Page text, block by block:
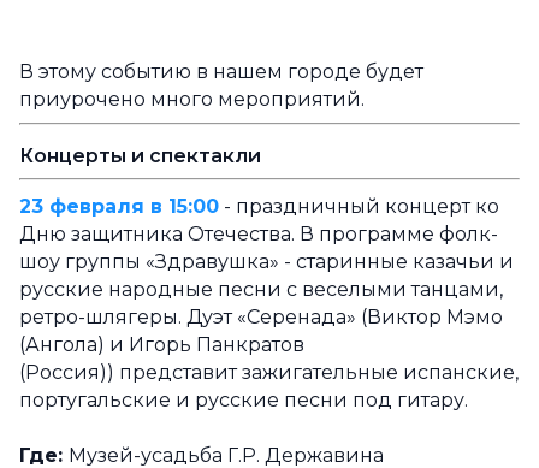
В этому событию в нашем городе будет
приурочено много мероприятий.
Концерты и спектакли
23 февраля в 15:00 - праздничный концерт ко
Дню защитника Отечества. В программе фолк-
шоу группы «Здравушка» - старинные казачьи и
русские народные песни с веселыми танцами,
ретро-шлягеры. Дуэт «Серенада» (Виктор Мэмо
(Ангола) и Игорь Панкратов
(Россия)) представит зажигательные испанские,
португальские и русские песни под гитару.
Где: Музей-усадьба Г.Р. Державина